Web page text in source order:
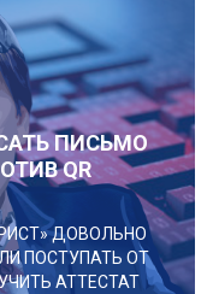
ПИСЬМО
QR
ДОВОЛЬНО
ПОСТУПАТЬ ОТ
АТТЕСТАТ